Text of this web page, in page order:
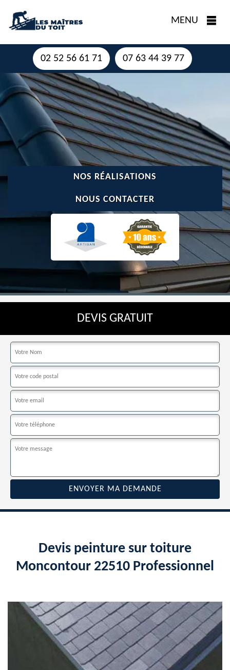
MENU
02 52 56 61 71 07 63 44 39 77
NOS RÉALISATIONS
NOUS CONTACTER
DEVIS GRATUIT
Devis peinture sur toiture
Moncontour 22510 Professionnel